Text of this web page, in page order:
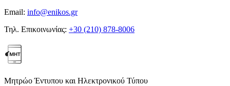
Email: info@enikos.gr
Τηλ. Επικοινωνίας: +30 (210) 878-8006
Μητρώο Έντυπου και Ηλεκτρονικού Τύπου